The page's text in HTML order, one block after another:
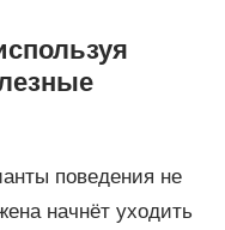
поведения не
начнёт уходить